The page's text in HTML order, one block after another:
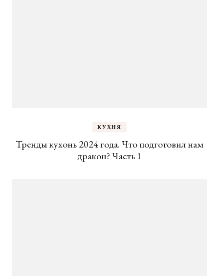
КУХНЯ
Тренды кухонь 2024 года. Что подготовил нам
дракон? Часть 1